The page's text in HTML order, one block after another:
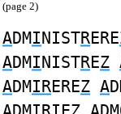
(page 2)
ADMINISTRERE
ADMINISTREZ
ADMIREREZ A